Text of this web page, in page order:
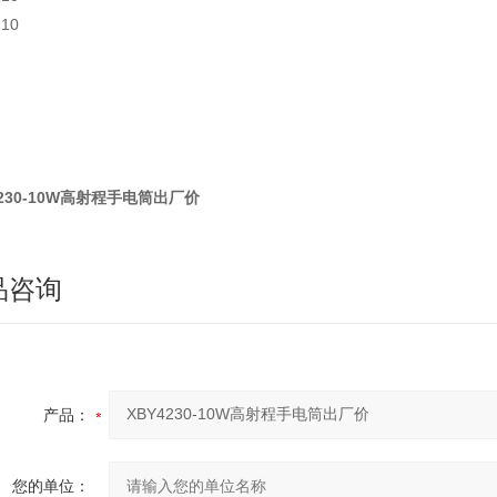
10W高射程手电筒出厂价
咨询
产品：
您的单位：